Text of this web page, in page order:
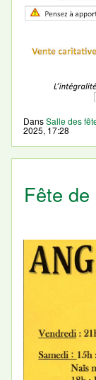
DansSalle des
2025, 17:28
Fête